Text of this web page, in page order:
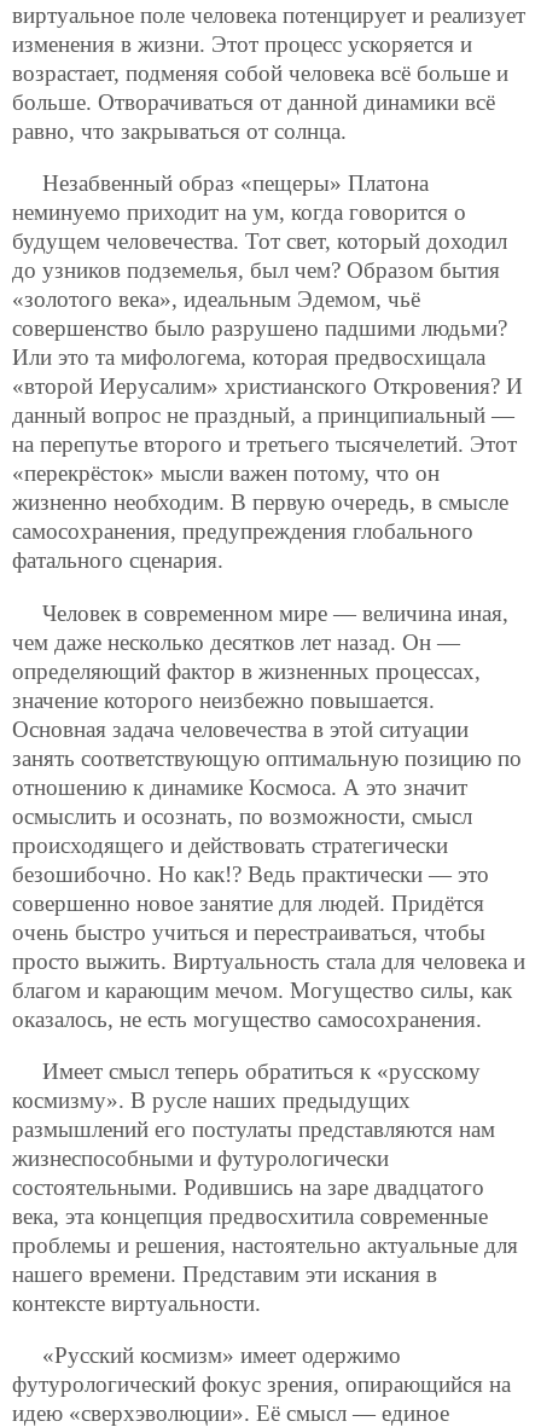
виртуальное поле человека потенцирует и реализует
изменения в жизни. Этот процесс ускоряется и
возрастает, подменяя собой человека всё больше и
больше. Отворачиваться от данной динамики всё
равно, что закрываться от солнца.
Незабвенный образ «пещеры» Платона
неминуемо приходит на ум, когда говорится о
будущем человечества. Тот свет, который доходил
до узников подземелья, был чем? Образом бытия
«золотого века», идеальным Эдемом, чьё
совершенство было разрушено падшими людьми?
Или это та мифологема, которая предвосхищала
«второй Иерусалим» христианского Откровения? И
данный вопрос не праздный, а принципиальный —
на перепутье второго и третьего тысячелетий. Этот
«перекрёсток» мысли важен потому, что он
жизненно необходим. В первую очередь, в смысле
самосохранения, предупреждения глобального
фатального сценария.
Человек в современном мире — величина иная,
чем даже несколько десятков лет назад. Он —
определяющий фактор в жизненных процессах,
значение которого неизбежно повышается.
Основная задача человечества в этой ситуации
занять соответствующую оптимальную позицию по
отношению к динамике Космоса. А это значит
осмыслить и осознать, по возможности, смысл
происходящего и действовать стратегически
безошибочно. Но как!? Ведь практически — это
совершенно новое занятие для людей. Придётся
очень быстро учиться и перестраиваться, чтобы
просто выжить. Виртуальность стала для человека и
благом и карающим мечом. Могущество силы, как
оказалось, не есть могущество самосохранения.
Имеет смысл теперь обратиться к «русскому
космизму». В русле наших предыдущих
размышлений его постулаты представляются нам
жизнеспособными и футурологически
состоятельными. Родившись на заре двадцатого
века, эта концепция предвосхитила современные
проблемы и решения, настоятельно актуальные для
нашего времени. Представим эти искания в
контексте виртуальности.
«Русский космизм» имеет одержимо
футурологический фокус зрения, опирающийся на
идею «сверхэволюции». Её смысл — единое